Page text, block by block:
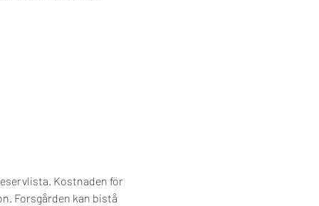
Kostnaden för
Forsgården kan bistå